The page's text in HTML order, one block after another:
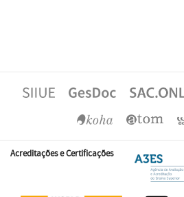
Acreditações e Certificações